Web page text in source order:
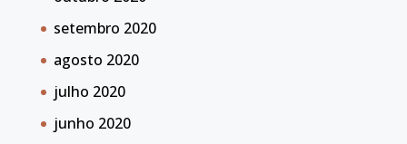
setembro 2020
agosto 2020
julho 2020
junho 2020